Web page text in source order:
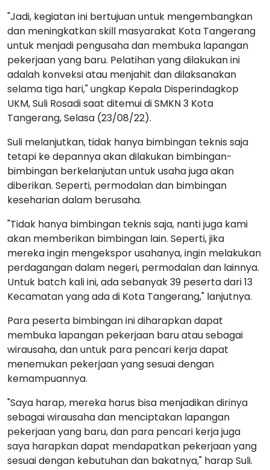
"Jadi, kegiatan ini bertujuan untuk mengembangkan
dan meningkatkan skill masyarakat Kota Tangerang
untuk menjadi pengusaha dan membuka lapangan
pekerjaan yang baru. Pelatihan yang dilakukan ini
adalah konveksi atau menjahit dan dilaksanakan
selama tiga hari," ungkap Kepala Disperindagkop
UKM, Suli Rosadi saat ditemui di SMKN 3 Kota
Tangerang, Selasa (23/08/22).
Suli melanjutkan, tidak hanya bimbingan teknis saja
tetapi ke depannya akan dilakukan bimbingan-
bimbingan berkelanjutan untuk usaha juga akan
diberikan. Seperti, permodalan dan bimbingan
keseharian dalam berusaha.
"Tidak hanya bimbingan teknis saja, nanti juga kami
akan memberikan bimbingan lain. Seperti, jika
mereka ingin mengekspor usahanya, ingin melakukan
perdagangan dalam negeri, permodalan dan lainnya.
Untuk batch kali ini, ada sebanyak 39 peserta dari 13
Kecamatan yang ada di Kota Tangerang," lanjutnya.
Para peserta bimbingan ini diharapkan dapat
membuka lapangan pekerjaan baru atau sebagai
wirausaha, dan untuk para pencari kerja dapat
menemukan pekerjaan yang sesuai dengan
kemampuannya.
"Saya harap, mereka harus bisa menjadikan dirinya
sebagai wirausaha dan menciptakan lapangan
pekerjaan yang baru, dan para pencari kerja juga
saya harapkan dapat mendapatkan pekerjaan yang
sesuai dengan kebutuhan dan bakatnya," harap Suli.